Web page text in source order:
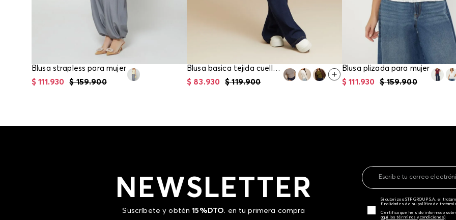
Blusa strapless para mujer
$ 159.900
$ 111 .930
Blusa basica tejida cuello redondo para mujer
$ 119.900
$ 83.930
Blusa plizada para mujer
$ 159.900
$ 111 .930
NEWSLETTER
Suscríbete y obtén15%DTO. en tu primera compra
Sí autorizo a STF GROUP S.A. el
finalidades de su política de
Certifico que he sido informado
aquí los términos y condiciones)